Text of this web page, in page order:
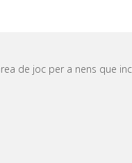
de joc per a nens que